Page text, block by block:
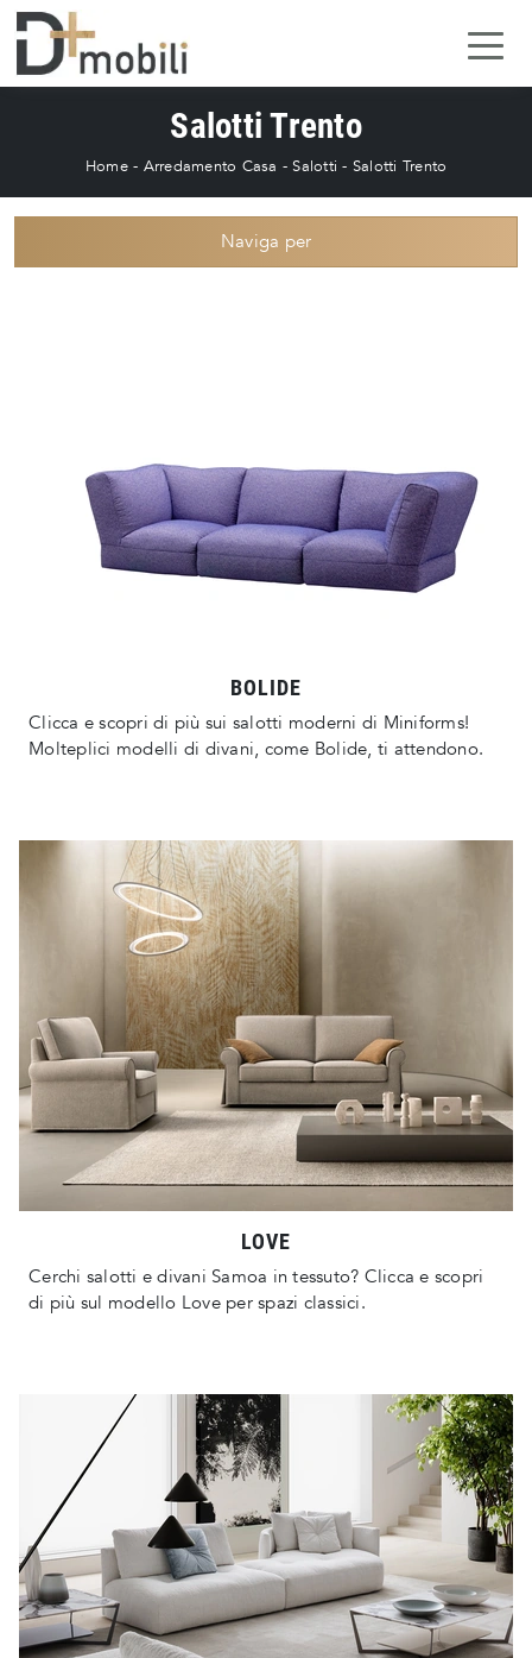
Salotti Trento
Home- Arredamento Casa - Salotti - Salotti Trento
Naviga per
BOLIDE
Clicca e scopri di più sui salotti moderni di Miniforms!
Molteplici modelli di divani, come Bolide, ti attendono.
LOVE
Cerchi salotti e divani Samoa in tessuto? Clicca e scopri
di più sul modello Love per spazi classici.